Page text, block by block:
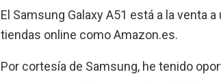
El Samsung Galaxy A51 está a la venta
tiendas online como Amazon.es.
Por cortesía de Samsung, he tenido